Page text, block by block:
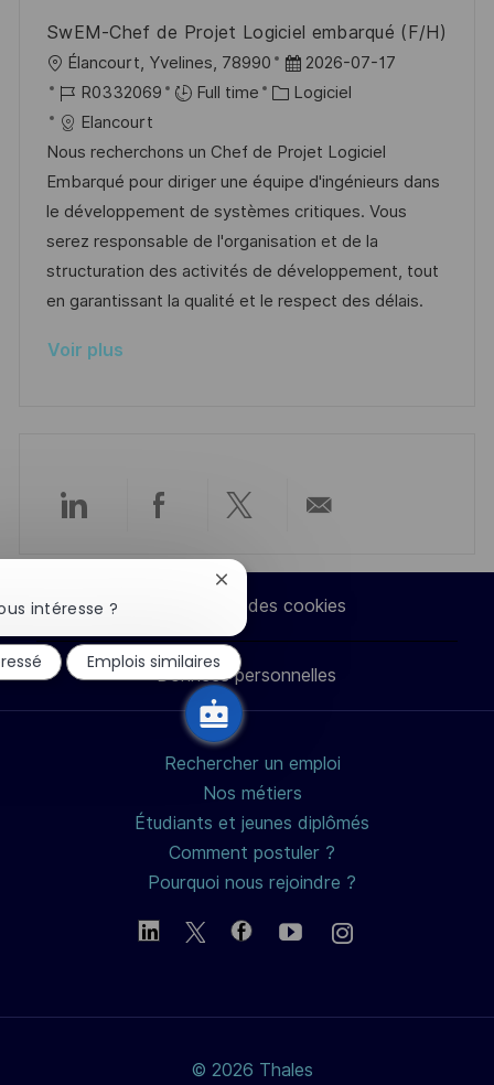
o
n
c
h
a
e
d
u
p
o
s
t
e
SwEM-Chef de Projet Logiciel embarqué (F/H)
o
c
a
l
i
s
a
t
o
Élancourt, Yvelines, 78990
D
a
e
d
’
a
f
f
2026-07-17
R
é
f
é
r
e
n
c
d
R0332069 Full time
C
t
é
g
o
r
i
Logiciel
Elancourt
Nous recherchons un Chef de Projet Logiciel
Embarqué pour diriger une équipe d'ingénieurs dans
le développement de systèmes critiques. Vous
serez responsable de l'organisation et de la
structuration des activités de développement, tout
en garantissant la qualité et le respect des délais.
Voir plus
Partager
LinkedIn
Partager
Facebook
Partager
via
twitter
par
e-
mail
Paramètres des cookies
Données personnelles
Rechercher un emploi
Nos métiers
Étudiants et jeunes diplômés
Comment postuler ?
Pourquoi nous rejoindre ?
© 2026 Thales
intéresse ?
Fermer
notification
du
chatbot
Emplois similaires